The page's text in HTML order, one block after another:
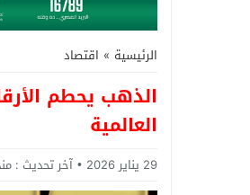
Next
الرئيسية » اقتصاد
العالمية
29 يناير 2026 آخر تحديث : منذ